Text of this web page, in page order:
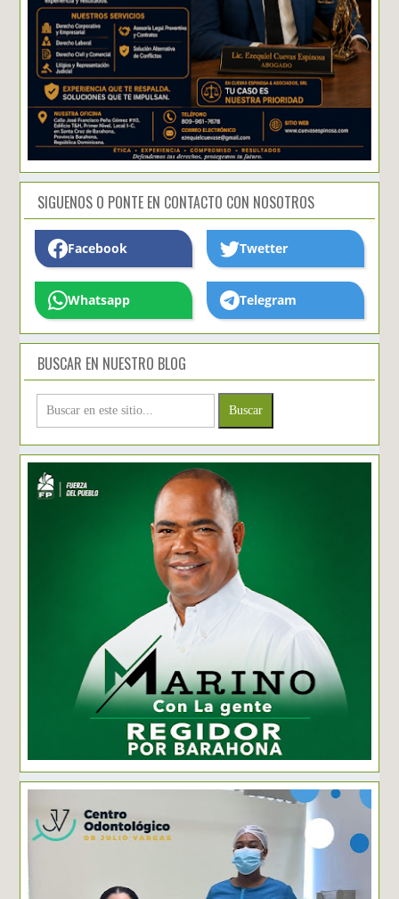
SIGUENOS O PONTE EN CONTACTO CON NOSOTROS
Facebook Twetter
Whatsapp Telegram
BUSCAR EN NUESTRO BLOG